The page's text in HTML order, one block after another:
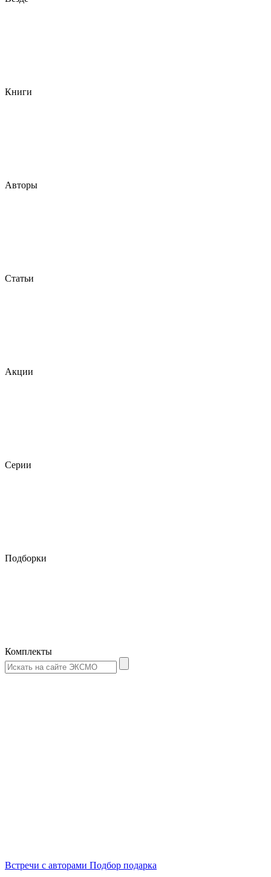
Книги
Авторы
Статьи
Акции
Серии
Подборки
Комплекты
Встречи с авторами Подбор подарка